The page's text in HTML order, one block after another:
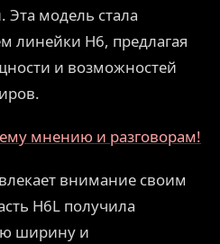
Эта модель стала
линейки H6, предлагая
и возможностей
мнению и разговорам!
внимание своим
H6L получила
ширину и